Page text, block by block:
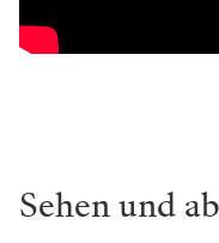
Sehen und